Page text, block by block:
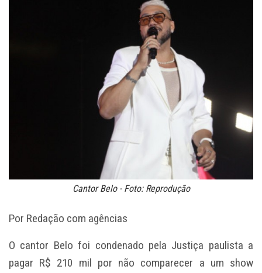
Cantor Belo - Foto: Reprodução
Por Redação com agências
O cantor Belo foi condenado pela Justiça paulista a
pagar R$ 210 mil por não comparecer a um show